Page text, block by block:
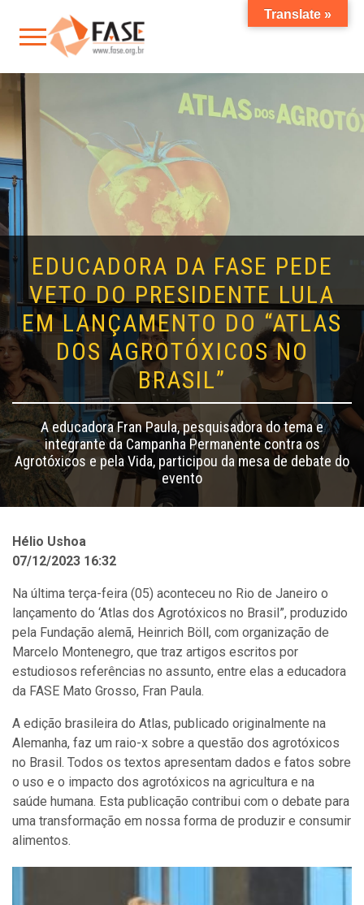
EDUCADORA DA FASE PEDE
VETO DO PRESIDENTE LULA
EM LANÇAMENTO DO “ATLAS
DOS AGROTÓXICOS NO
BRASIL”
A educadora Fran Paula, pesquisadora do tema e
integrante da Campanha Permanente contra os
Agrotóxicos e pela Vida, participou da mesa de debate do
evento
Hélio Ushoa
07/12/2023 16:32
Na última terça-feira (05) aconteceu no Rio de Janeiro o
lançamento do ‘Atlas dos Agrotóxicos no Brasil”, produzido
pela Fundação alemã, Heinrich Böll, com organização de
Marcelo Montenegro, que traz artigos escritos por
estudiosos referências no assunto, entre elas a educadora
da FASE Mato Grosso, Fran Paula.
A edição brasileira do Atlas, publicado originalmente na
Alemanha, faz um raio-x sobre a questão dos agrotóxicos
no Brasil. Todos os textos apresentam dados e fatos sobre
o uso e o impacto dos agrotóxicos na agricultura e na
saúde humana. Esta publicação contribui com o debate para
uma transformação em nossa forma de produzir e consumir
alimentos.
Translate »